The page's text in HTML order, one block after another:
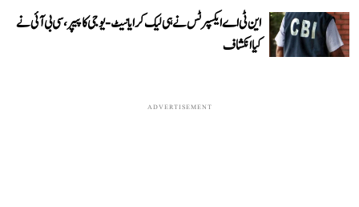
این ٹی اے ایکسپرٹس نے ہی لیک کرایا نیٹ-یوجی کا پیپر، سی بی آئی نے
کیا انکشاف
ADVERTISEMENT